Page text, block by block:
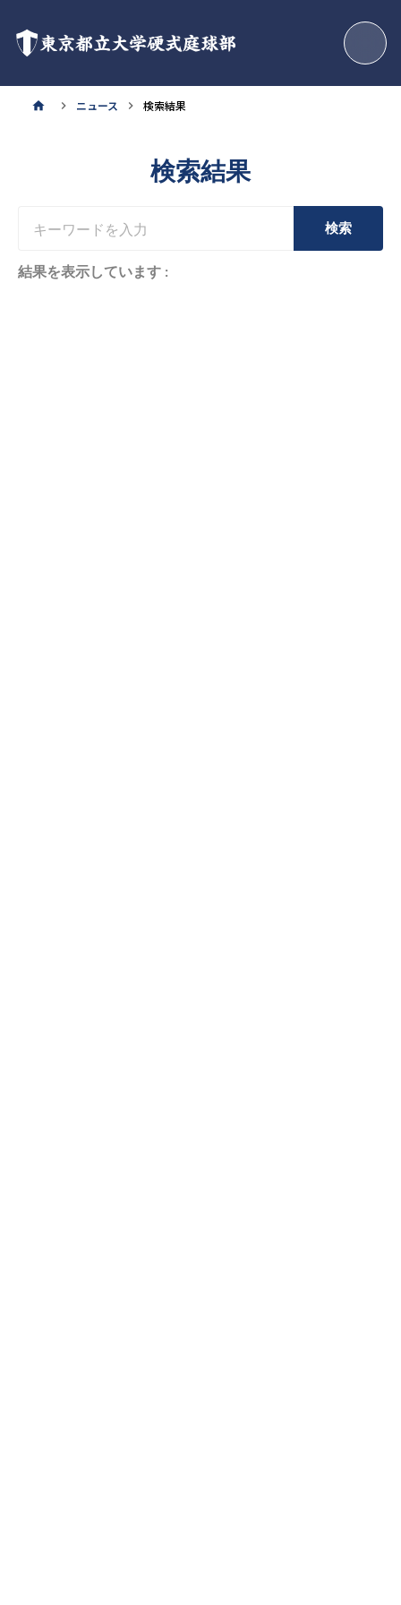
東京都立大学硬式庭球部
home keyboard_arrow_right ニュース keyboard_arrow_right 検索結果
検索結果
検索
結果を表示しています :